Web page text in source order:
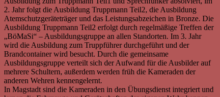
2. Jahr folgt die Ausbildung Truppmann Teil2, die Ausbildung
Atemschutzgeräteträger und das Leistungsabzeichen in Bronze. Die
Ausbildung Truppmann Teil2 erfolgt durch regelmäßige Treffen der
„BöMaSi“ – Ausbildungsgruppe an allen Standorten. Im 3. Jahr
wird die Ausbildung zum Truppführer durchgeführt und der
Brandcontainer wird besucht. Durch die gemeinsame
Ausbildungsgruppe verteilt sich der Aufwand für die Ausbilder auf
mehrere Schultern, außerdem werden früh die Kameraden der
anderen Wehren kennengelernt.
In Magstadt sind die Kameraden in den Übungsdienst integriert und